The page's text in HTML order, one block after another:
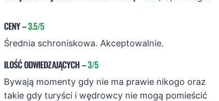
CENY–3.5/5
Średnia schroniskowa. Akceptowalnie.
ILOŚĆ ODWIEDZAJĄCYCH–3/5
Bywają momenty gdy nie ma prawie nikogo oraz
takie gdy turyści i wędrowcy nie mogą pomieścić